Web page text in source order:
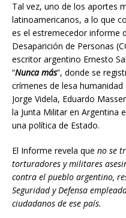
Tal vez, uno de los aportes
latinoamericanos, a lo que
es el estremecedor informe
Desaparición de Personas
escritor argentino Ernesto
“Nunca más”, donde se
crímenes de lesa
Jorge Videla, Eduardo
la Junta Militar en Argentina
una política de Estado.
El Informe revela que no se
torturadores y militares
contra el pueblo argentino,
Seguridad y Defensa
ciudadanos de ese país.